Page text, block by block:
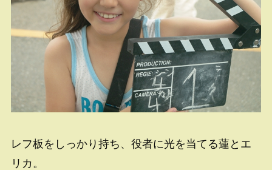
レフ板をしっかり持ち、役者に光を当てる蓮とエ
リカ。